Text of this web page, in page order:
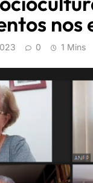
nos
0 1 Mins